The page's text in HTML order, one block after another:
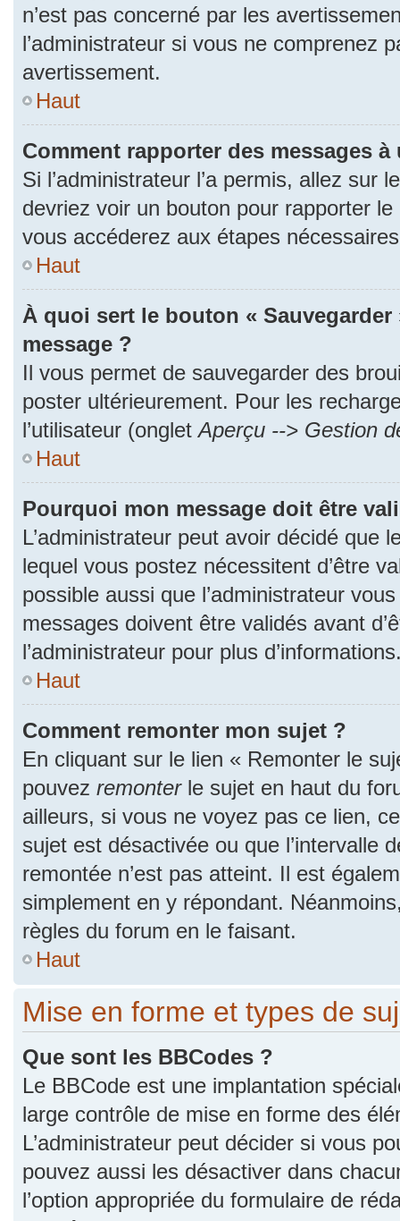
n’est pas concerné par les
l’administrateur si vous ne comprenez
avertissement.
Haut
Comment rapporter des messages
Si l’administrateur l’a permis, allez sur
devriez voir un bouton pour rapporter
vous accéderez aux étapes
Haut
À quoi sert le bouton «
message ?
Il vous permet de sauvegarder des
poster ultérieurement. Pour les
l’utilisateur (ongletAperçu --> Gestion
Haut
Pourquoi mon message doit être
L’administrateur peut avoir décidé que
lequel vous postez nécessitent d’être
possible aussi que l’administrateur
messages doivent être validés avant
l’administrateur pour plus
Haut
Comment remonter mon sujet ?
En cliquant sur le lien « Remonter le
pouvez remonterle sujet en haut du
ailleurs, si vous ne voyez pas ce lien,
sujet est désactivée ou que l’intervalle
remontée n’est pas atteint. Il est
simplement en y répondant.
règles du forum en le faisant.
Haut
Mise en forme et types de
Que sont les BBCodes ?
Le BBCode est une implantation
large contrôle de mise en forme des
L’administrateur peut décider si vous
pouvez aussi les désactiver dans
l’option appropriée du formulaire de